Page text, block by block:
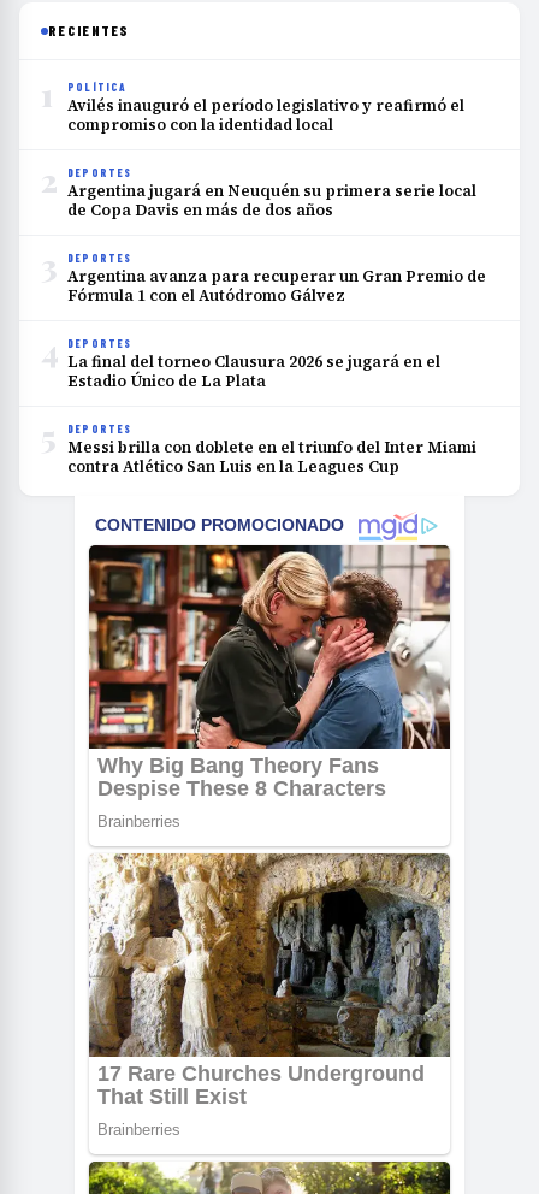
RECIENTES
1 POLÍTICA
Avilés inauguró el período legislativo y reafirmó el
compromiso con la identidad local
2 DEPORTES
Argentina jugará en Neuquén su primera serie local
de Copa Davis en más de dos años
3 DEPORTES
Argentina avanza para recuperar un Gran Premio de
Fórmula 1 con el Autódromo Gálvez
4 DEPORTES
La final del torneo Clausura 2026 se jugará en el
Estadio Único de La Plata
5 DEPORTES
Messi brilla con doblete en el triunfo del Inter Miami
contra Atlético San Luis en la Leagues Cup